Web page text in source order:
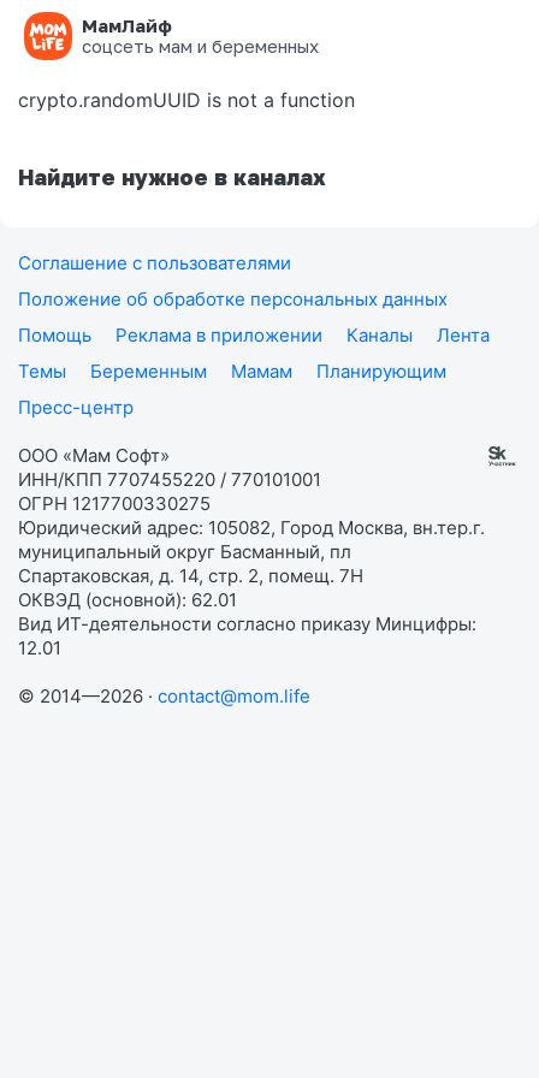
МамЛайф
соцсеть мам и беременных
Ошибка на странице
crypto.randomUUID is not a function
Найдите нужное в каналах
Соглашение с пользователями
Положение об обработке персональных данных
Помощь
Реклама в приложении Каналы
Лента
Темы
Беременным Мамам
Планирующим
Пресс-центр
ООО «Мам Софт»
ИНН/КПП 7707455220 / 770101001
ОГРН 1217700330275
Юридический адрес: 105082, Город Москва, вн.тер.г.
муниципальный округ Басманный, пл
Спартаковская, д. 14, стр. 2, помещ. 7Н
ОКВЭД (основной): 62.01
Вид ИТ-деятельности согласно приказу Минцифры:
12.01
© 2014—2026 · contact@mom.life